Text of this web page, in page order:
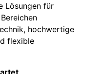
Lösungen für
hochwertige
flexible